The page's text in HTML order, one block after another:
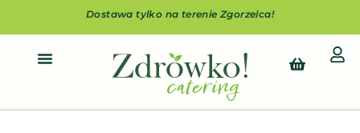
Dostawa tylko na terenie Zgorzelca!
Cart